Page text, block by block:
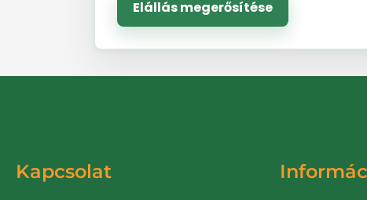
Elállás megerősítése
Kapcsolat